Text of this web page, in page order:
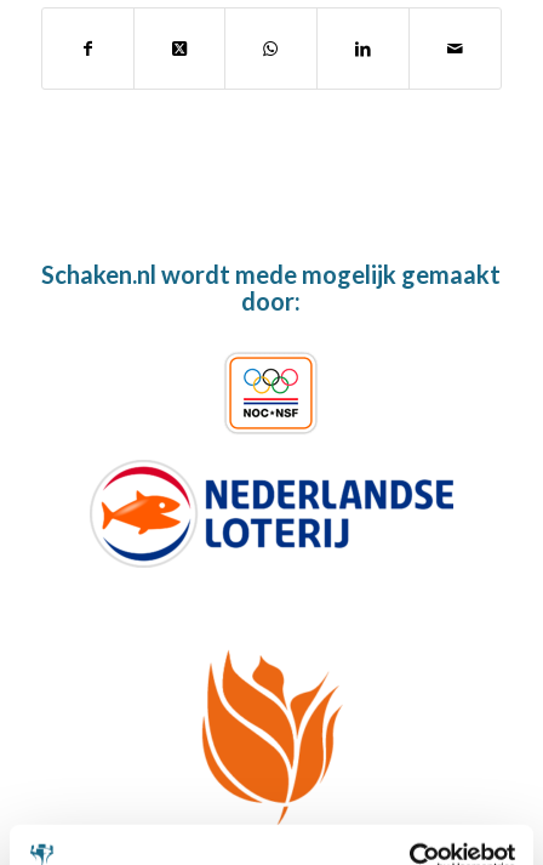
Schaken.nl wordt mede mogelijk gemaakt
door: